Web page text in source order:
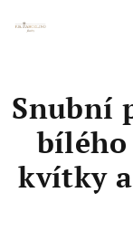
Snubní
kvítky